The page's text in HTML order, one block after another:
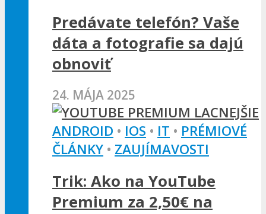
Predávate telefón? Vaše
dáta a fotografie sa dajú
obnoviť
24. MÁJA 2025
ANDROID • IOS • IT • PRÉMIOVÉ
ČLÁNKY • ZAUJÍMAVOSTI
Trik: Ako na YouTube
Premium za 2,50€ na